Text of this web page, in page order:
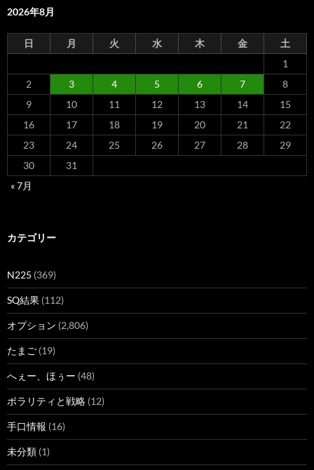
2026年8月
日 月 火 水 木 金
土
1
2
3 4 5 6 7
8
9
10 11 12 13 14
15
16
17 18 19 20 21
22
23
24 25 26 27 28
29
30
31
« 7月
カテゴリー
N225 (369)
SQ結果 (112)
オプション (2,806)
たまご (19)
へぇー、ほぅー (48)
ボラリティと戦略 (12)
手口情報 (16)
未分類 (1)